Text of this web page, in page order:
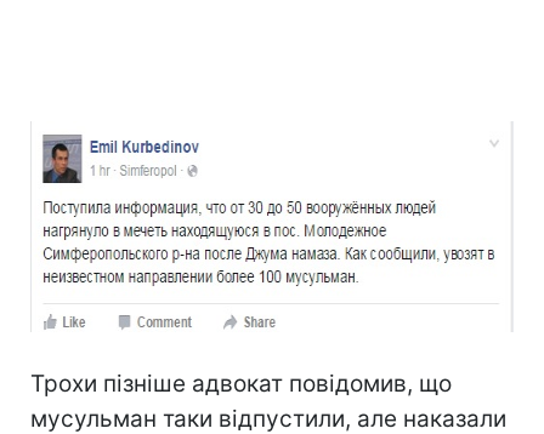
Трохи пізніше адвокат повідомив, що
мусульман таки відпустили, але наказали